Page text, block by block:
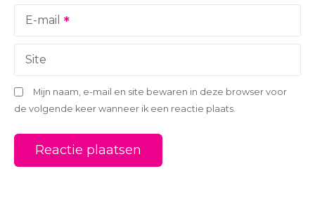
e
E-mail
Site
Mijn naam, e-mail en site bewaren in deze browser voor
de volgende keer wanneer ik een reactie plaats.